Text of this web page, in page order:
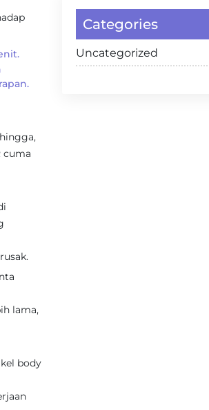
cuma
lama,
body
Categories
Uncategorized